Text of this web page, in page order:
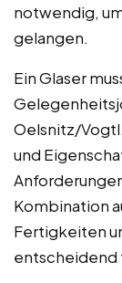
notwendig,
gelangen.
Ein Glaser
Oelsnitz/
und
Kombination
Fertigkeiten
entscheidend